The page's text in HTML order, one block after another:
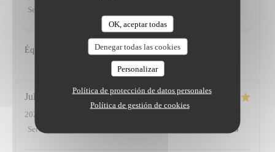
OK, aceptar todas
Denegar todas las cookies
Personalizar
Política de protección de datos personales
Política de gestión de cookies
Servicio
Équipe très professionnelle. Service exceptionnel.
Julien
2026-07-04
Servicio
/5